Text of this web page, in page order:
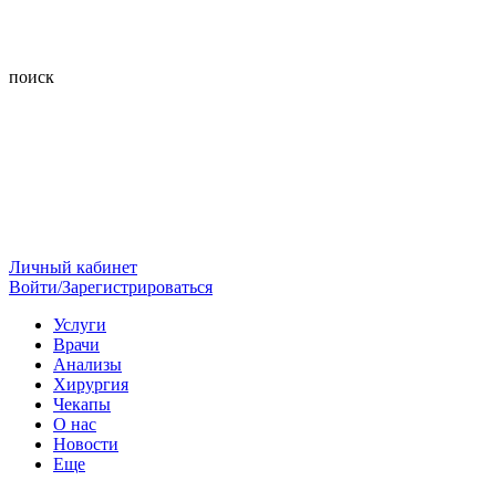
поиск
Личный кабинет
Войти/Зарегистрироваться
Услуги
Врачи
Анализы
Хирургия
Чекапы
О нас
Новости
Еще